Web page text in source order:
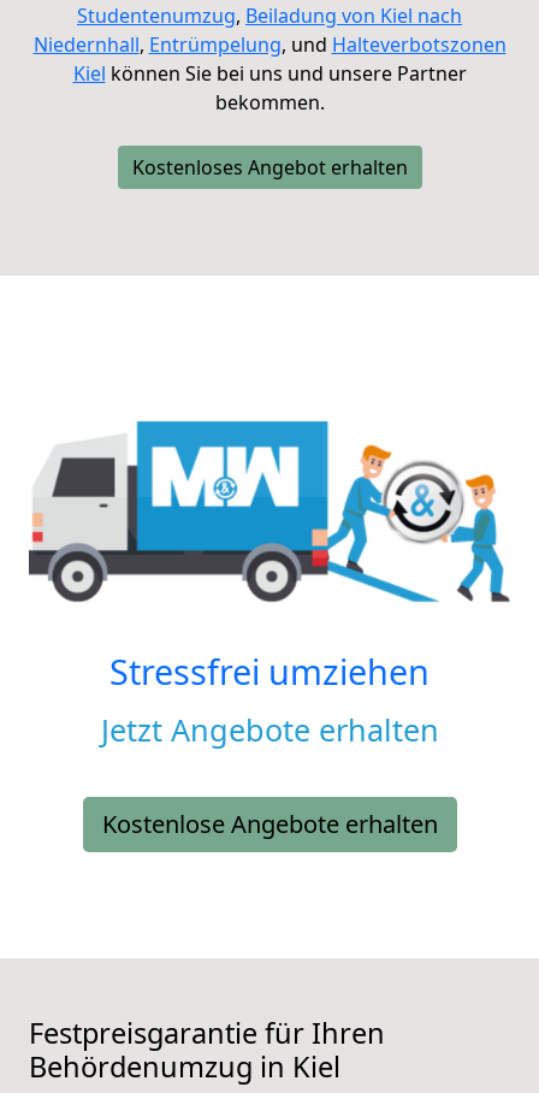
Studentenumzug, Beiladung von Kiel nach
Niedernhall, Entrümpelung, und Halteverbotszonen
Kiel können Sie bei uns und unsere Partner
bekommen.
Kostenloses Angebot erhalten
Stressfrei umziehen
Jetzt Angebote erhalten
Kostenlose Angebote erhalten
Festpreisgarantie für Ihren
Behördenumzug in Kiel